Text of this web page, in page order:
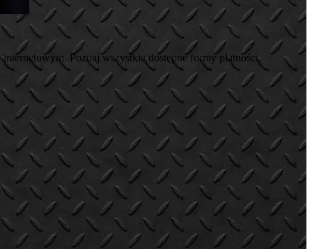
Poznaj wszystkie dostępne formy płatności.